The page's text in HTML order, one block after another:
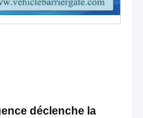
déclenche la